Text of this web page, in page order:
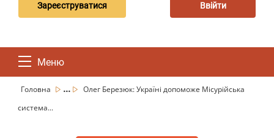
Зареєструватися Ввійти
Меню
Головна ...
Олег Березюк: Україні допоможе Місурійська
система...